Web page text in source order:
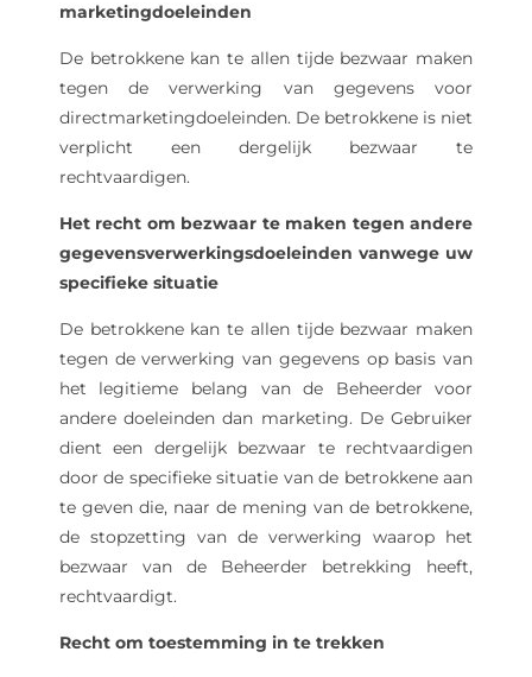
marketingdoeleinden
De betrokkene kan te allen tijde bezwaar maken
tegen de verwerking van gegevens voor
directmarketingdoeleinden. De betrokkene is niet
verplicht een dergelijk bezwaar te
rechtvaardigen.
Het recht om bezwaar te maken tegen andere
gegevensverwerkingsdoeleinden vanwege uw
specifieke situatie
De betrokkene kan te allen tijde bezwaar maken
tegen de verwerking van gegevens op basis van
het legitieme belang van de Beheerder voor
andere doeleinden dan marketing. De Gebruiker
dient een dergelijk bezwaar te rechtvaardigen
door de specifieke situatie van de betrokkene aan
te geven die, naar de mening van de betrokkene,
de stopzetting van de verwerking waarop het
bezwaar van de Beheerder betrekking heeft,
rechtvaardigt.
Recht om toestemming in te trekken